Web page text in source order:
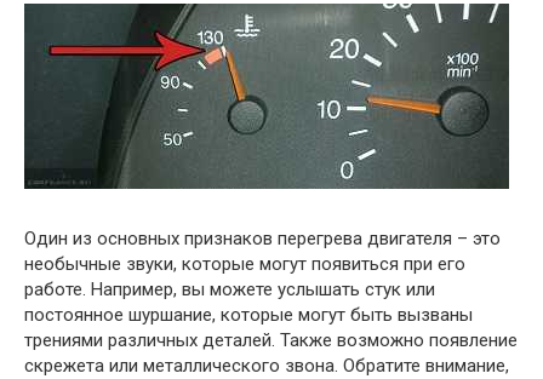
Один из основных признаков перегрева двигателя – это
необычные звуки, которые могут появиться при его
работе. Например, вы можете услышать стук или
постоянное шуршание, которые могут быть вызваны
трениями различных деталей. Также возможно появление
скрежета или металлического звона. Обратите внимание,